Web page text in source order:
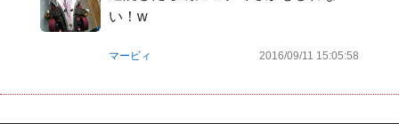
い！w
マービィ 2016/09/11 15:05:58